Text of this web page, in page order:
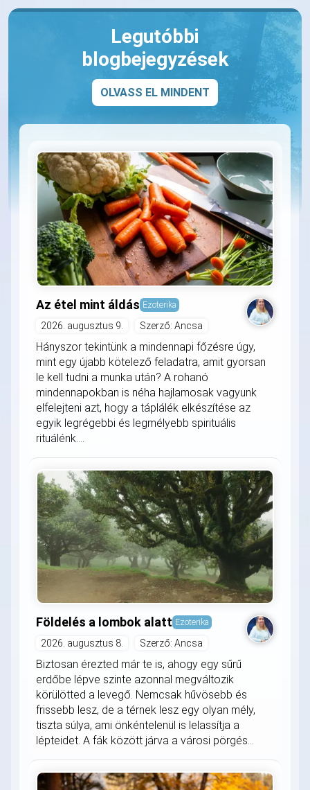
Legutóbbi
blogbejegyzések
OLVASS EL MINDENT
Az étel mint áldás Ezoterika
2026. augusztus 9. Szerző: Ancsa
Hányszor tekintünk a mindennapi főzésre úgy,
mint egy újabb kötelező feladatra, amit gyorsan
le kell tudni a munka után? A rohanó
mindennapokban is néha hajlamosak vagyunk
elfelejteni azt, hogy a táplálék elkészítése az
egyik legrégebbi és legmélyebb spirituális
rituálénk....
Földelés a lombok alatt Ezoterika
2026. augusztus 8. Szerző: Ancsa
Biztosan érezted már te is, ahogy egy sűrű
erdőbe lépve szinte azonnal megváltozik
körülötted a levegő. Nemcsak hűvösebb és
frissebb lesz, de a térnek lesz egy olyan mély,
tiszta súlya, ami önkéntelenül is lelassítja a
lépteidet. A fák között járva a városi pörgés...